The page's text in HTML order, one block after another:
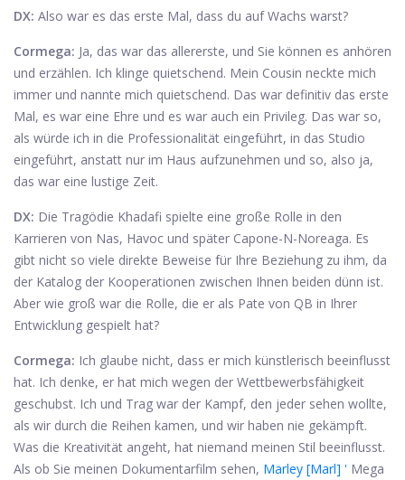
DX: Also war es das erste Mal, dass du auf Wachs warst?
Cormega: Ja, das war das allererste, und Sie können es anhören
und erzählen. Ich klinge quietschend. Mein Cousin neckte mich
immer und nannte mich quietschend. Das war definitiv das erste
Mal, es war eine Ehre und es war auch ein Privileg. Das war so,
als würde ich in die Professionalität eingeführt, in das Studio
eingeführt, anstatt nur im Haus aufzunehmen und so, also ja,
das war eine lustige Zeit.
DX: Die Tragödie Khadafi spielte eine große Rolle in den
Karrieren von Nas, Havoc und später Capone-N-Noreaga. Es
gibt nicht so viele direkte Beweise für Ihre Beziehung zu ihm, da
der Katalog der Kooperationen zwischen Ihnen beiden dünn ist.
Aber wie groß war die Rolle, die er als Pate von QB in Ihrer
Entwicklung gespielt hat?
Cormega: Ich glaube nicht, dass er mich künstlerisch beeinflusst
hat. Ich denke, er hat mich wegen der Wettbewerbsfähigkeit
geschubst. Ich und Trag war der Kampf, den jeder sehen wollte,
als wir durch die Reihen kamen, und wir haben nie gekämpft.
Was die Kreativität angeht, hat niemand meinen Stil beeinflusst.
Als ob Sie meinen Dokumentarfilm sehen, Marley [Marl] ' Mega